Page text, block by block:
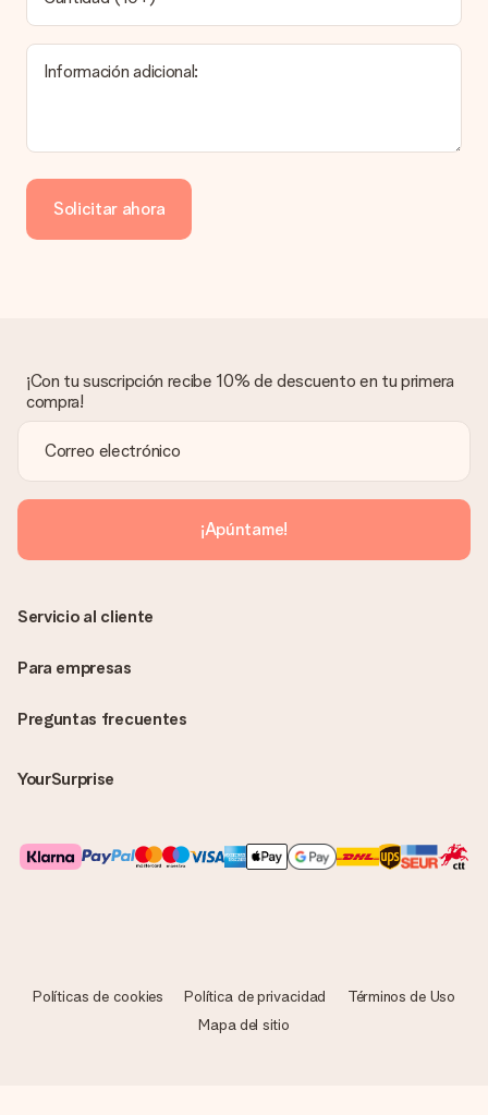
El tiempo de entrega se puede encontrar en la página del
producto del regalo.
¿Cómo puedo pagar mi pedido?
de crédito o transferencia bancaria. En caso de elegir
transferencia bancaria, ten en cuenta 3 días adicionales para la
entrega de tu regalo.
asunto contigo. Ponte en contacto con nuestro equipo de
atención al cliente por teléfono, correo electrónico o chat y
buscaremos una solución adecuada para ti.
¿Se envía la factura junto con el pedido?
La factura y cualquier otra información relativa a tu regalo se
enviará únicamente por correo electrónico. El regalo se enviará
sin ninguna información adicional Así, evitaremos que la
persona que recibe el regalo la vea. ¡No le enviaremos nada
más que su increíble regalo! ¿Quieres que sepa quién se lo
Información adicional:
Solicitar ahora
¡Con tu suscripción recibe 10% de descuento en tu primera
compra!
¡Apúntame!
Preguntas frecuentes
YourSurprise
Servicio al cliente
Para empresas
Políticas de cookies Política de privacidad
Términos de Uso
Mapa del sitio